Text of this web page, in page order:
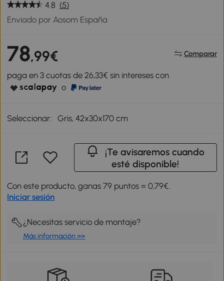
4.8 (5)
Enviado por Aosom España
78,99€ Comparar
paga en 3 cuotas de 26,33€ sin intereses con
o
Seleccionar: Gris, 42x30x170 cm
¡Te avisaremos cuando
esté disponible!
Con este producto, ganas 79 puntos = 0,79€.
Iniciar sesión
¿Necesitas servicio de montaje?
Más información >>